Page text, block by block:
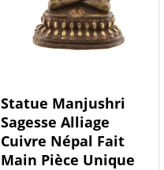
Statue Manjushri
Sagesse Alliage
Cuivre Népal Fait
Main Pièce Unique